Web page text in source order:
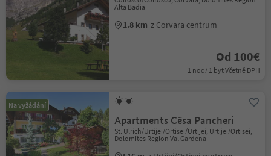
Alta Badia
1.8 km z Corvara centrum
Od 100€
1 noc / 1 byt Včetně DPH
Na vyžádání
Apartments Cësa Pancheri
St. Ulrich/Urtijëi/Ortisei/Urtijëi, Urtijëi/Ortisei,
Dolomites Region Val Gardena